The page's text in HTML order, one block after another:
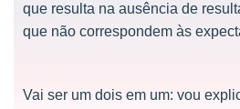
que resulta na ausência de
que não correspondem às
Vai ser um dois em um: vou